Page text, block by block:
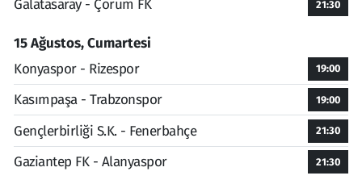
Galatasaray - Çorum FK
21:30
15 Ağustos, Cumartesi
Konyaspor - Rizespor
19:00
Kasımpaşa - Trabzonspor 19:00
Gençlerbirliği S.K. - Fenerbahçe 21:30
Gaziantep FK - Alanyaspor 21:30